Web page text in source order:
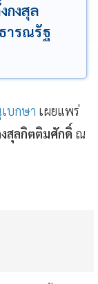
กงสุล
ารณรัฐ
บกษา เผยแพร่
สุลกิตติมศักดิ์ ณ